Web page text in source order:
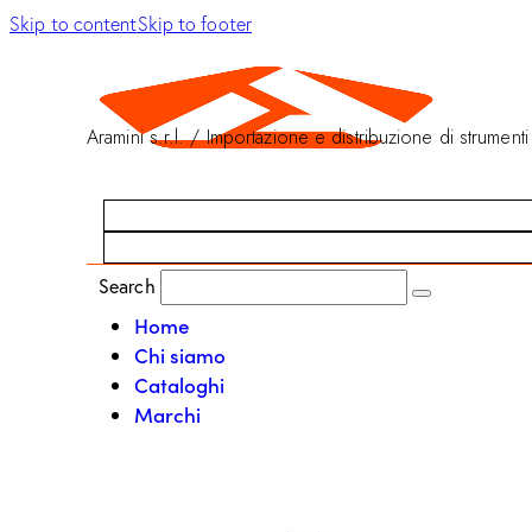
Skip to contentSkip to footer
Aramini s.r.l. / Importazione e distribuzione di strumenti
Search
Home
Chi siamo
Cataloghi
Marchi